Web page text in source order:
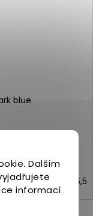
Dalším
informací
blue
45 46 46,5